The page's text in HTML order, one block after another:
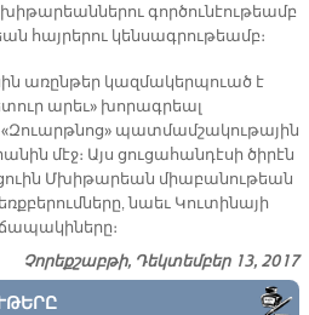
գործունէութեամբ
հայրերու կենսագրութեամբ։
առընթեր կազմակերպուած է
արեւ» խորագրեալ
«Զուարթնոց» պատմամշակութային
մէջ։ Այս ցուցահանդէսի ծիրէն
Մխիթարեան միաբանութեան
նաեւ Կուտինայի
Չորեքշաբթի, Դեկտեմբեր 13, 2017